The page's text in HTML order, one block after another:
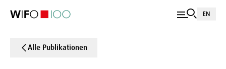
EN
Alle Publikationen